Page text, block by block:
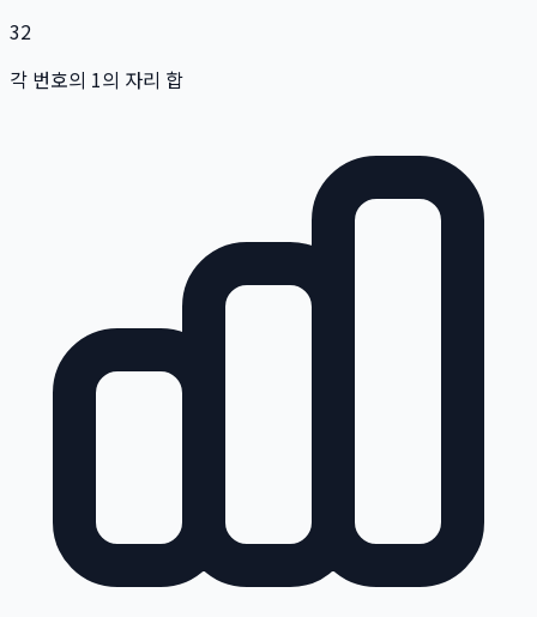
32
각 번호의 1의 자리 합